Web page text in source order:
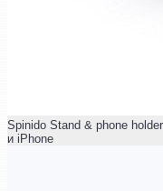
Spinido Stand & phone
и iPhone